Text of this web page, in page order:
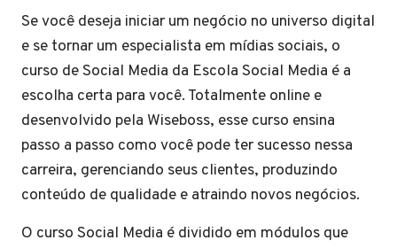
Se você deseja iniciar um negócio no universo digital
e se tornar um especialista em mídias sociais, o
curso de Social Media da Escola Social Media é a
escolha certa para você. Totalmente online e
desenvolvido pela Wiseboss, esse curso ensina
passo a passo como você pode ter sucesso nessa
carreira, gerenciando seus clientes, produzindo
conteúdo de qualidade e atraindo novos negócios.
O curso Social Media é dividido em módulos que